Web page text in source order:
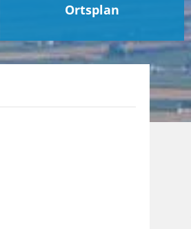
Ortsplan